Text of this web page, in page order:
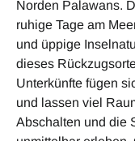
Norden Palawans.
ruhige Tage am
und üppige
dieses
Unterkünfte fügen
und lassen viel
Abschalten und die